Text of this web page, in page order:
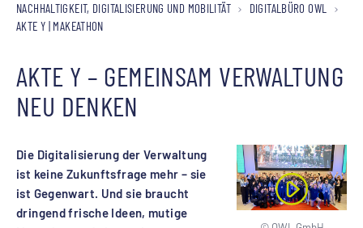
NACHHALTIGKEIT, DIGITALISIERUNG UND MOBILITÄT
DIGITALBÜRO OWL
AKTE Y | MAKEATHON
AKTE Y – GEMEINSAM VERWALTUNG
NEU DENKEN
Die Digitalisierung der Verwaltung
ist keine Zukunftsfrage mehr – sie
ist Gegenwart. Und sie braucht
dringend frische Ideen, mutige